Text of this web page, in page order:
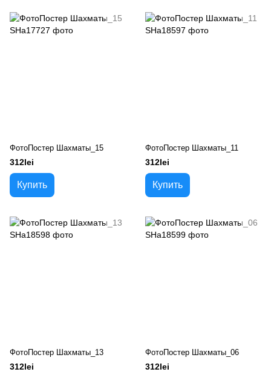
ФотоПостер Шахматы_15
312lei
Купить
ФотоПостер Шахматы_11
312lei
Купить
ФотоПостер Шахматы_13
312lei
ФотоПостер Шахматы_06
312lei